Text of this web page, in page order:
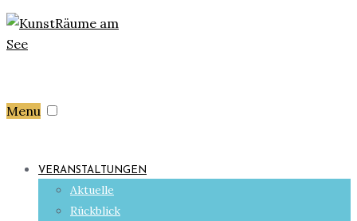
Menu
VERANSTALTUNGEN
Aktuelle
Rückblick